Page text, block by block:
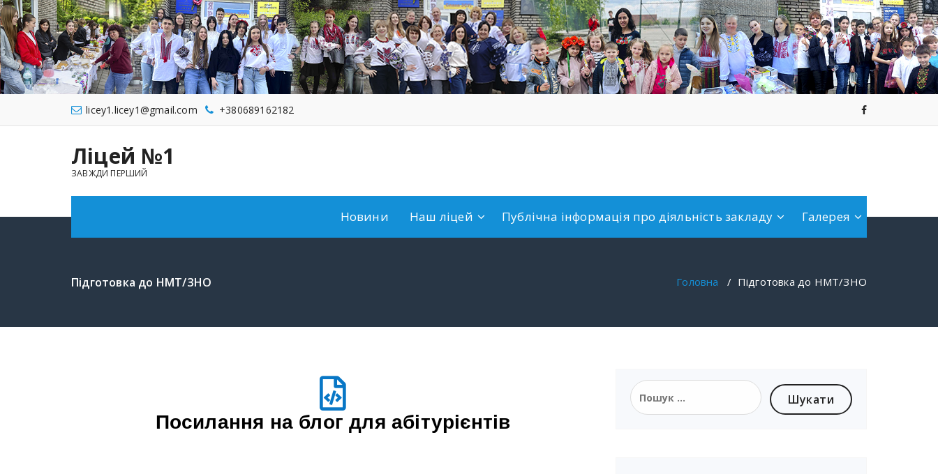
licey1.licey1@gmail.com +380689162182
Ліцей №1
ЗАВЖДИ ПЕРШИЙ
Новини Наш ліцей Публічна інформація про діяльність закладу Галерея
Підготовка до НМТ/ЗНО Головна / Підготовка до НМТ/ЗНО
Посилання на блог для абітурієнтів